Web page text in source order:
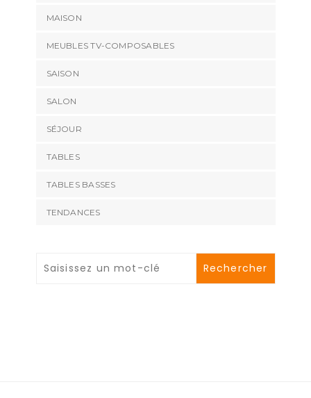
MAISON
MEUBLES TV-COMPOSABLES
SAISON
SALON
SÉJOUR
TABLES
TABLES BASSES
TENDANCES